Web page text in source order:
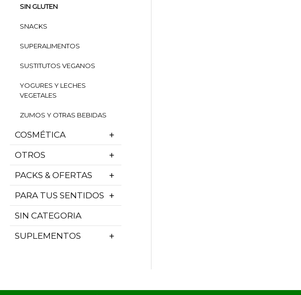
SIN GLUTEN
SNACKS
SUPERALIMENTOS
SUSTITUTOS VEGANOS
YOGURES Y LECHES
VEGETALES
ZUMOS Y OTRAS BEBIDAS
COSMÉTICA
OTROS
PACKS & OFERTAS
PARA TUS SENTIDOS
SIN CATEGORIA
SUPLEMENTOS